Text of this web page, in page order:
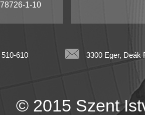
1-10
510-610 3300 Eger, Deák
© 2015 Szent